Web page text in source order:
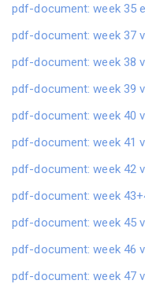
pdf-document: week 35
pdf-document: week 37
pdf-document: week 38
pdf-document: week 39
pdf-document: week 40
pdf-document: week 41
pdf-document: week 42
pdf-document: week
pdf-document: week 45
pdf-document: week 46
pdf-document: week 47